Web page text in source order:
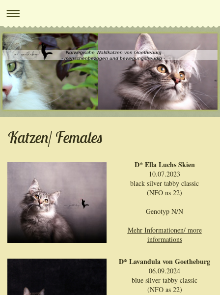
Norwegische Waldkatzen von Goetheburg
- menschenbezogen und bewegungsfreudig -
Katzen/ Females
D* Ella Luchs Skien
10.07.2023
black silver tabby classic
(NFO ns 22)
Genotyp N/N
Mehr Informationen/ more
informations
D* Lavandula von Goetheburg
06.09.2024
blue silver tabby classic
(NFO as 22)